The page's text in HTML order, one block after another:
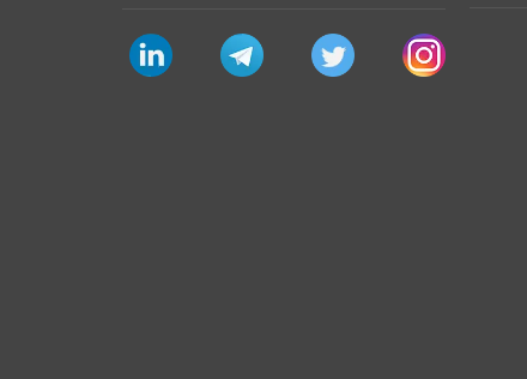
instagram
twitter
telegram
linkedin